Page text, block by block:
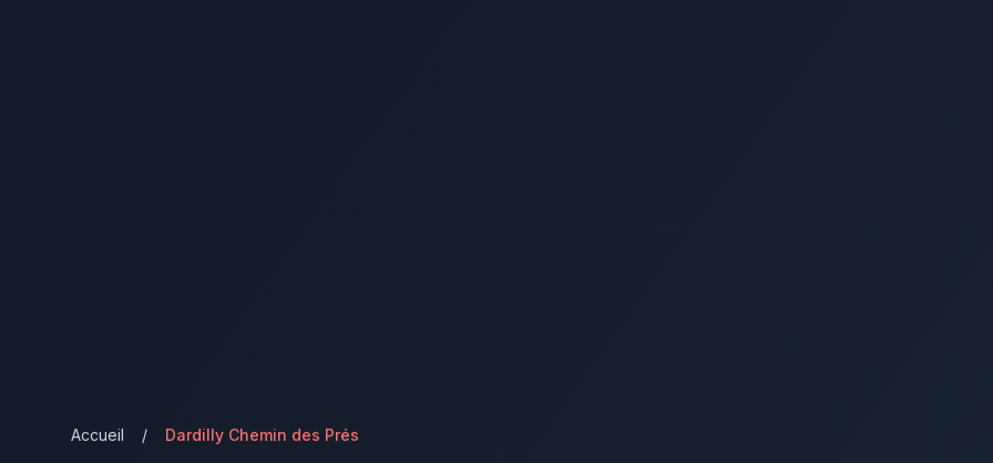
Accueil / Dardilly Chemin des Prés